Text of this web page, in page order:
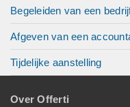
Begeleiden van een
Afgeven van een
Tijdelijke aanstelling
Over Offerti